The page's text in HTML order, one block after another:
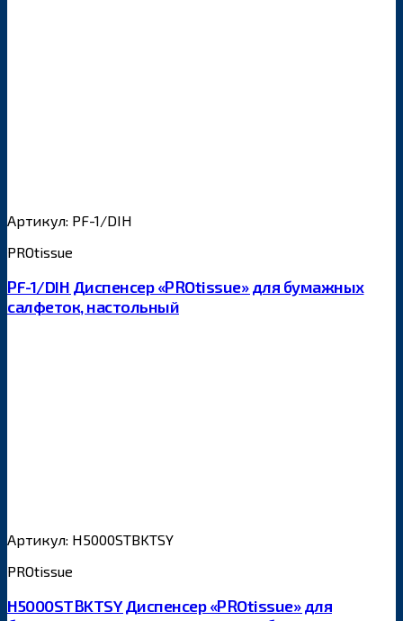
Артикул: PF-1/DIH
PROtissue
PF-1/DIH Диспенсер «PROtissue» для бумажных
салфеток, настольный
Артикул: H5000STBKTSY
PROtissue
H5000STBKTSY Диспенсер «PROtissue» для